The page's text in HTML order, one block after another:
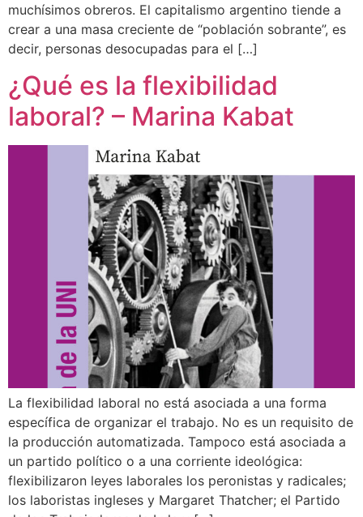
muchísimos obreros. El capitalismo argentino tiende a
crear a una masa creciente de “población sobrante”, es
decir, personas desocupadas para el […]
¿Qué es la flexibilidad
laboral? – Marina Kabat
La flexibilidad laboral no está asociada a una forma
específica de organizar el trabajo. No es un requisito de
la producción automatizada. Tampoco está asociada a
un partido político o a una corriente ideológica:
flexibilizaron leyes laborales los peronistas y radicales;
los laboristas ingleses y Margaret Thatcher; el Partido